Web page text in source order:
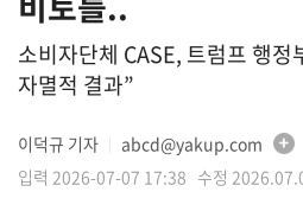
소비자단체 CASE, 트럼프 행
자멸적 결과”
이덕규 기자
abcd@yakup.com
입력 2026-07-07 17:38 수정